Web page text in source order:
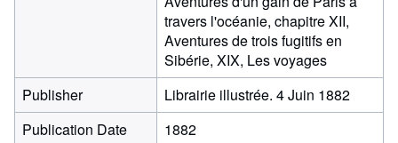
travers l'océanie, chapitre XII,
Aventures de trois fugitifs en
Sibérie, XIX, Les voyages
Publisher
Librairie illustrée. 4 Juin 1882
Publication Date
1882